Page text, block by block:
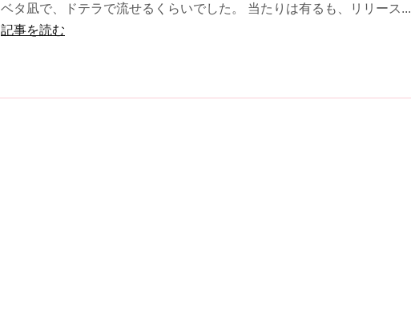
ベタ凪で、ドテラで流せるくらいでした。 当たりは有るも、リリース...
記事を読む